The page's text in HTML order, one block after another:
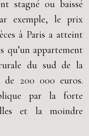
stagné ou baissé
exemple, le prix
à Paris a atteint
qu’un appartement
du sud de la
de 200 000 euros.
par la forte
et la moindre